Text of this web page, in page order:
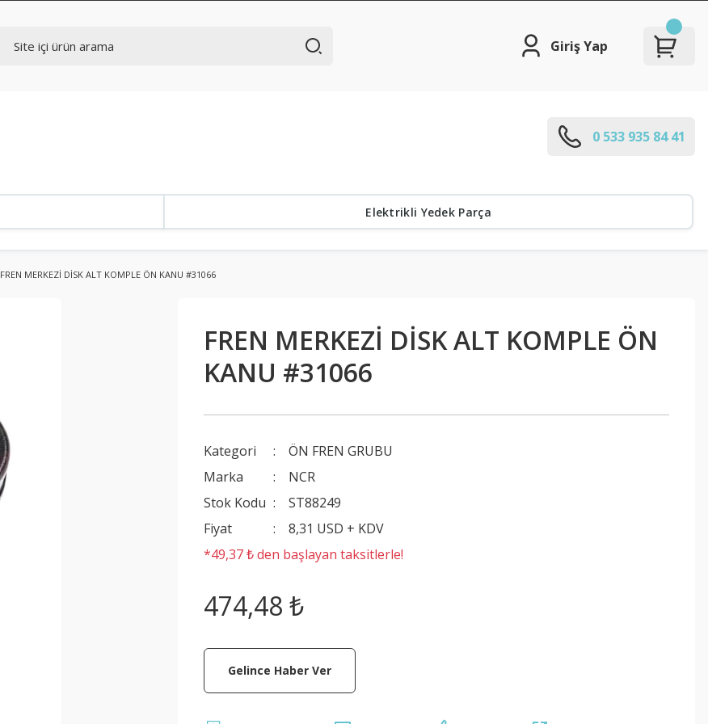
Giriş Yap
0 533 935 84 41
Elektrikli Yedek Parça
FREN MERKEZİ DİSK ALT KOMPLE ÖN KANU #31066
FREN MERKEZİ DİSK ALT KOMPLE ÖN
KANU #31066
Kategori
ÖN FREN GRUBU
Marka
NCR
Stok Kodu
ST88249
Fiyat
8,31 USD + KDV
*49,37 ₺ den başlayan taksitlerle!
474,48 ₺
Gelince Haber Ver